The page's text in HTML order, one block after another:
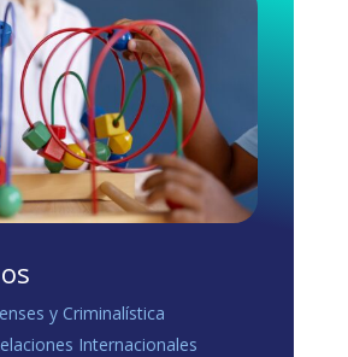
y Criminalística
Internacionales